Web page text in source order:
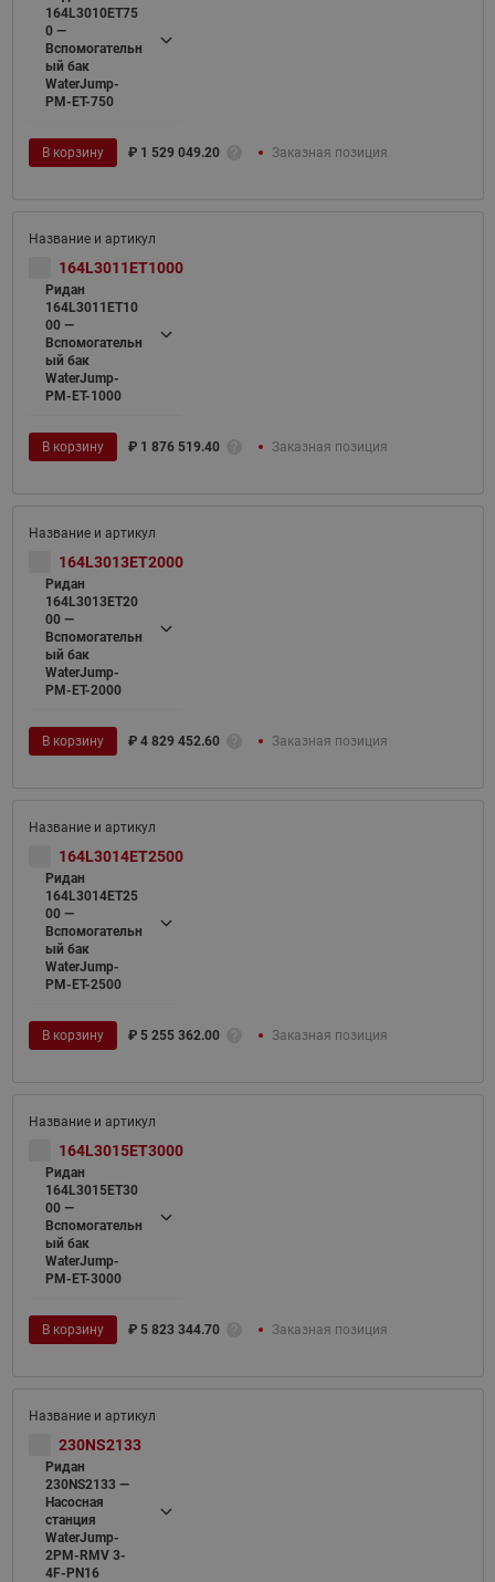
164L3010ET75
0 —
Вспомогательн
ый бак
WaterJump-
PM-ET-750
В корзину ₽ 1 529 049.20 Заказная позиция
164L3011ET1000
Ридан
164L3011ET10
00 —
Вспомогательн
ый бак
WaterJump-
PM-ET-1000
В корзину ₽ 1 876 519.40 Заказная позиция
164L3013ET2000
Ридан
164L3013ET20
00 —
Вспомогательн
ый бак
WaterJump-
PM-ET-2000
В корзину ₽ 4 829 452.60 Заказная позиция
164L3014ET2500
Ридан
164L3014ET25
00 —
Вспомогательн
ый бак
WaterJump-
PM-ET-2500
В корзину ₽ 5 255 362.00 Заказная позиция
164L3015ET3000
Ридан
164L3015ET30
00 —
Вспомогательн
ый бак
WaterJump-
PM-ET-3000
В корзину ₽ 5 823 344.70 Заказная позиция
230NS2133
Ридан
230NS2133 —
Насосная
станция
WaterJump-
2PM-RMV 3-
4F-PN16